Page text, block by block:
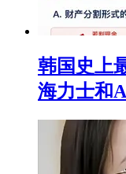
韩国史上
海力士和